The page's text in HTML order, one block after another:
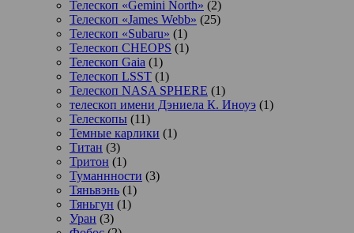
Телескоп «Gemini North» (2)
Телескоп «James Webb» (25)
Телескоп «Subaru» (1)
Телескоп CHEOPS (1)
Телескоп Gaia (1)
Телескоп LSST (1)
Телескоп NASA SPHERE (1)
телескоп имени Дэниела К. Иноуэ (1)
Телескопы (11)
Темные карлики (1)
Титан (3)
Тритон (1)
Туманнности (3)
Тяньвэнь (1)
Тяньгун (1)
Уран (3)